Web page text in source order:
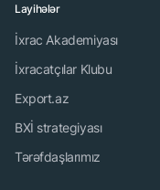
Layihələr
İxrac Akademiyası
İxracatçılar Klubu
Export.az
BXİ strategiyası
Tərəfdaşlarımız